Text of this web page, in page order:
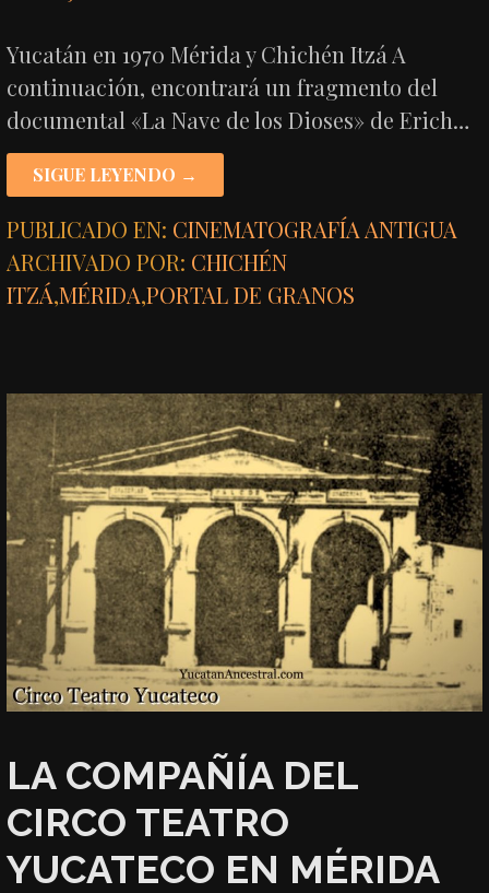
Yucatán en 1970 Mérida y Chichén Itzá A
continuación, encontrará un fragmento del
documental «La Nave de los Dioses» de Erich…
SIGUE LEYENDO →
PUBLICADO EN: CINEMATOGRAFÍA ANTIGUA
ARCHIVADO POR: CHICHÉN
ITZÁ,MÉRIDA,PORTAL DE GRANOS
LA COMPAÑÍA DEL
CIRCO TEATRO
YUCATECO EN MÉRIDA